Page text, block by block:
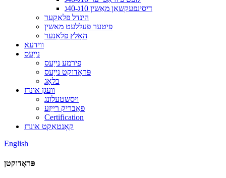
דיסינפעקשאַן מאַשין 10ג-40ג
הינדל פּלאַקער
פיטער פּעללעט מאַשין
האָלץ פּלאַנער
ווידעא
נייַעס
פירמע נייַעס
פּראָדוקט נייַעס
בלאָג
וועגן אונדז
ויסשטעלונג
פאַבריק רייַזע
Certification
קאָנטאַקט אונדז
English
פּראָדוקטן